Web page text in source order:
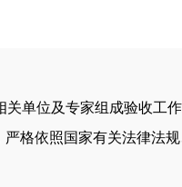
关单位及专家组成验收工
严格依照国家有关法律法